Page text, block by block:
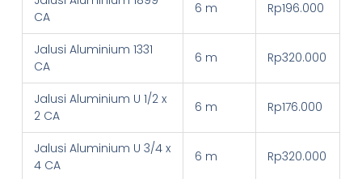
CA
6 m Rp196.000
Jalusi Aluminium 1331
CA
6 m Rp320.000
Jalusi Aluminium U 1/2 x
2 CA
6 m Rp176.000
Jalusi Aluminium U 3/4 x
4 CA
6 m Rp320.000